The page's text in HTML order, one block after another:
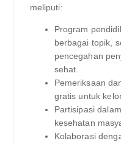
meliputi:
Program
berbagai topik,
pencegahan
sehat.
Pemeriksaan
gratis untuk
Partisipasi
kesehatan
Kolaborasi